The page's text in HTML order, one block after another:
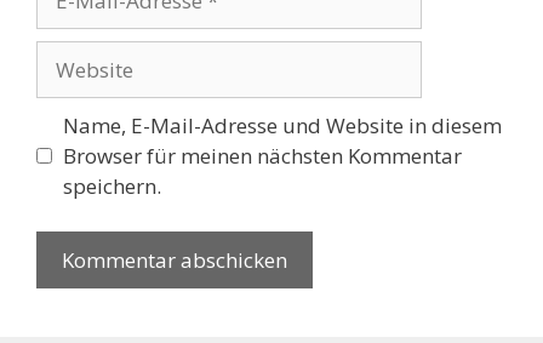
Mail-
Adresse
Name, E-Mail-Adresse und Website in diesem
Browser für meinen nächsten Kommentar
speichern.